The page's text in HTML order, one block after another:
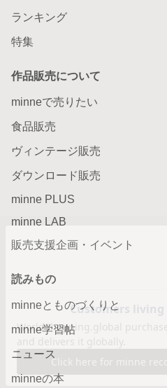
ランキング
特集
作品販売について
minneで売りたい
食品販売
ヴィンテージ販売
ダウンロード販売
minne PLUS
minne LAB
販売支援企画・イベント
読みもの
minneとものづくりと
minne学習帖
ニュース
minneの本